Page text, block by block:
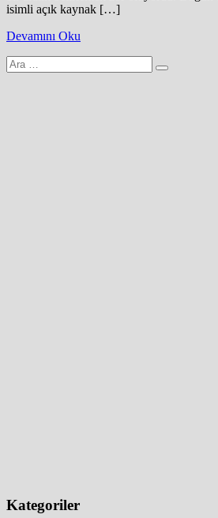
isimli açık kaynak […]
Devamını Oku
Arama
yap:
Kategoriler